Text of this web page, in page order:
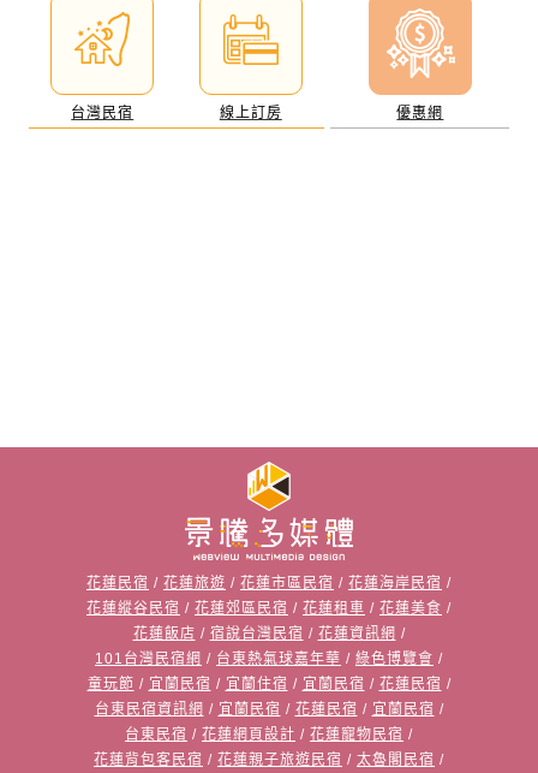
台灣民宿 線上訂房 優惠網
花蓮民宿 / 花蓮旅遊 / 花蓮市區民宿 / 花蓮海岸民宿 /
花蓮縱谷民宿 / 花蓮郊區民宿 / 花蓮租車 / 花蓮美食 /
花蓮飯店 / 宿說台灣民宿 / 花蓮資訊網 /
101台灣民宿網 / 台東熱氣球嘉年華 / 綠色博覽會 /
童玩節 / 宜蘭民宿 / 宜蘭住宿 / 宜蘭民宿 / 花蓮民宿 /
台東民宿資訊網 / 宜蘭民宿 / 花蓮民宿 / 宜蘭民宿 /
台東民宿 / 花蓮網頁設計 / 花蓮寵物民宿 /
花蓮背包客民宿 / 花蓮親子旅遊民宿 / 太魯閣民宿 /